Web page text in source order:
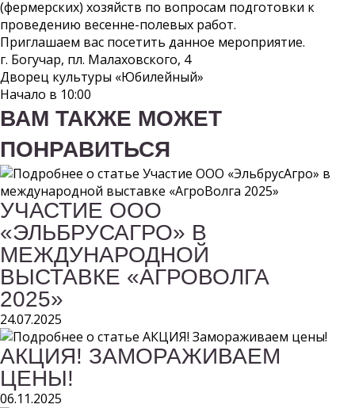
(фермерских) хозяйств по вопросам подготовки к
проведению весенне-полевых работ.
Приглашаем вас посетить данное мероприятие.
г. Богучар, пл. Малаховского, 4
Дворец культуры «Юбилейный»
Начало в 10:00
ВАМ ТАКЖЕ МОЖЕТ
ПОНРАВИТЬСЯ
УЧАСТИЕ ООО
«ЭЛЬБРУСАГРО» В
МЕЖДУНАРОДНОЙ
ВЫСТАВКЕ «АГРОВОЛГА
2025»
24.07.2025
АКЦИЯ! ЗАМОРАЖИВАЕМ
ЦЕНЫ!
06.11.2025